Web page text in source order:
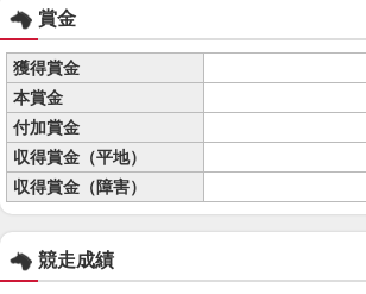
賞金
獲得賞金
本賞金
付加賞金
収得賞金（平地）
収得賞金（障害）
競走成績